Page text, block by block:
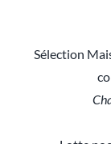
Sélection